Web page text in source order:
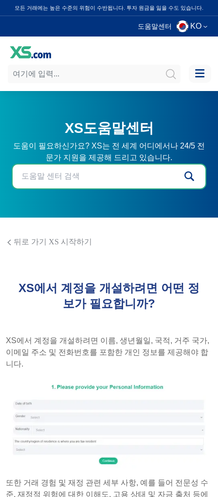
모든 거래에는 높은 수준의 위험이 수반됩니다. 투자 원금을 잃을 수도 있습니다.
도움말센터 KO
XS도움말센터
도움이 필요하신가요? XS는 전 세계 어디에서나 24/5 전
문가 지원을 제공해 드리고 있습니다.
뒤로 가기 XS 시작하기
XS에서 계정을 개설하려면 어떤 정
보가 필요합니까?
XS에서 계정을 개설하려면 이름, 생년월일, 국적, 거주 국가,
이메일 주소 및 전화번호를 포함한 개인 정보를 제공해야 합
니다.
또한 거래 경험 및 재정 관련 세부 사항, 예를 들어 전문성 수
준, 재정적 위험에 대한 이해도, 고용 상태 및 자금 출처 등에